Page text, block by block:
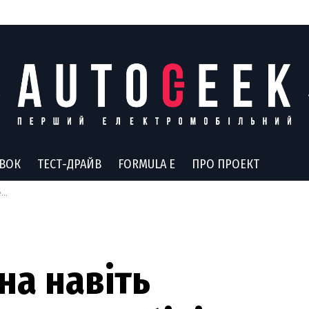
ТЕСТ-ДРАЙВ FORMULA E ПРО ПРОЕКТ
навіть